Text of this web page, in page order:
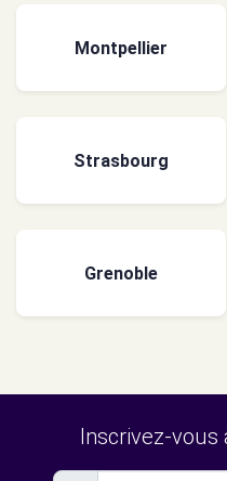
Montpellier
Strasbourg
Grenoble
Inscrivez-vous